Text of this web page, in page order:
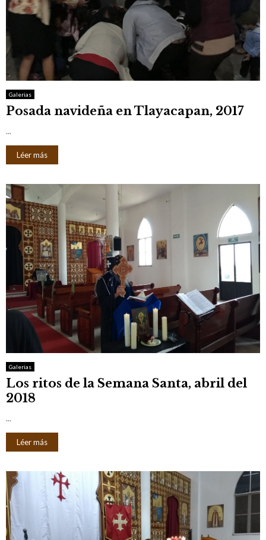
Galerias
Posada navideña en Tlayacapan, 2017
...
Léer más
Galerias
Los ritos de la Semana Santa, abril del
2018
...
Léer más